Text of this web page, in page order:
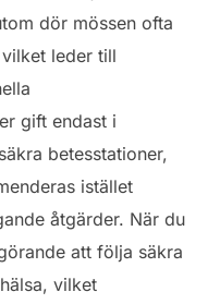
dör mössen ofta
leder till
gift endast i
betesstationer,
istället
åtgärder. När du
att följa säkra
vilket